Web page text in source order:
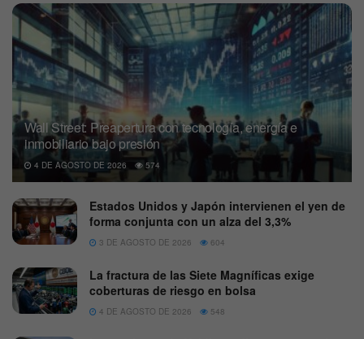
Wall Street: Preapertura con tecnología, energía e
inmobiliario bajo presión
4 DE AGOSTO DE 2026 574
Estados Unidos y Japón intervienen el yen de
forma conjunta con un alza del 3,3%
3 DE AGOSTO DE 2026 604
La fractura de las Siete Magníficas exige
coberturas de riesgo en bolsa
4 DE AGOSTO DE 2026 548